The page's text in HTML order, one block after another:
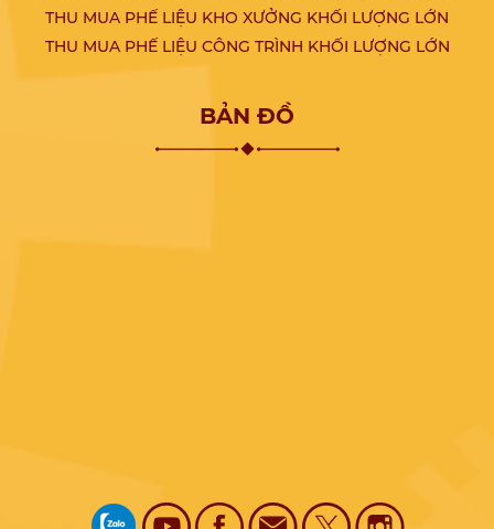
THU MUA PHẾ LIỆU KHO XƯỞNG KHỐI LƯỢNG LỚN
THU MUA PHẾ LIỆU CÔNG TRÌNH KHỐI LƯỢNG LỚN
BẢN ĐỒ